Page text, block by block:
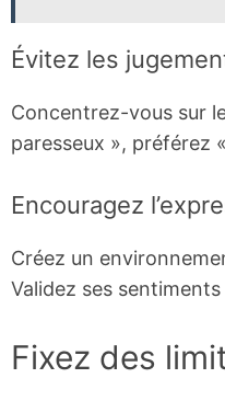
Évitez les
Concentrez-vous sur
paresseux », préférez
Encouragez
Créez un
Validez ses
Fixez des